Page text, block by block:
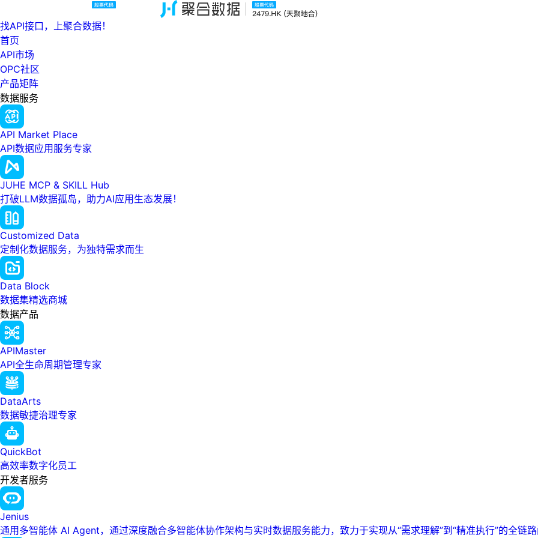
找API接口，上聚合数据！
首页
API市场
OPC社区
产品矩阵
数据服务
API Market Place
API数据应用服务专家
JUHE MCP & SKILL Hub
打破LLM数据孤岛，助力AI应用生态发展！
Customized Data
定制化数据服务，为独特需求而生
Data Block
数据集精选商城
数据产品
APIMaster
API全生命周期管理专家
DataArts
数据敏捷治理专家
QuickBot
高效率数字化员工
开发者服务
Jenius
通用多智能体 AI Agent，通过深度融合多智能体协作架构与实时数据服务能力，致力于实现从“需求理解”到“精准执行”的全链